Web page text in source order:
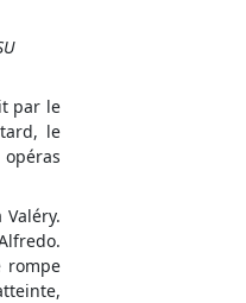
par le
le
rompe